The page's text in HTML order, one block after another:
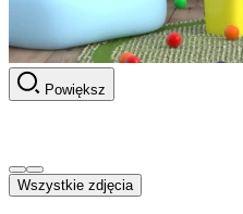
Powiększ
Wszystkie zdjęcia